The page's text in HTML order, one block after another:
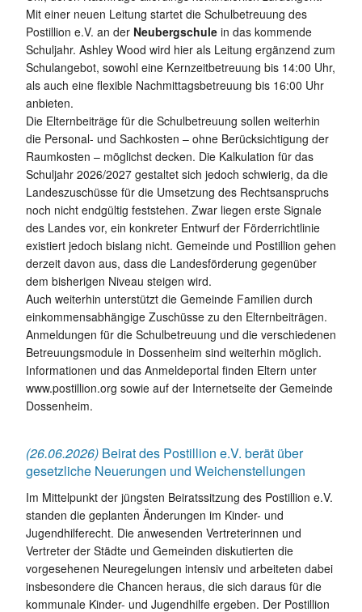
Mit einer neuen Leitung startet die Schulbetreuung des
Postillion e.V. an der Neubergschule in das kommende
Schuljahr. Ashley Wood wird hier als Leitung ergänzend zum
Schulangebot, sowohl eine Kernzeitbetreuung bis 14:00 Uhr,
als auch eine flexible Nachmittagsbetreuung bis 16:00 Uhr
anbieten.
Die Elternbeiträge für die Schulbetreuung sollen weiterhin
die Personal- und Sachkosten – ohne Berücksichtigung der
Raumkosten – möglichst decken. Die Kalkulation für das
Schuljahr 2026/2027 gestaltet sich jedoch schwierig, da die
Landeszuschüsse für die Umsetzung des Rechtsanspruchs
noch nicht endgültig feststehen. Zwar liegen erste Signale
des Landes vor, ein konkreter Entwurf der Förderrichtlinie
existiert jedoch bislang nicht. Gemeinde und Postillion gehen
derzeit davon aus, dass die Landesförderung gegenüber
dem bisherigen Niveau steigen wird.
Auch weiterhin unterstützt die Gemeinde Familien durch
einkommensabhängige Zuschüsse zu den Elternbeiträgen.
Anmeldungen für die Schulbetreuung und die verschiedenen
Betreuungsmodule in Dossenheim sind weiterhin möglich.
Informationen und das Anmeldeportal finden Eltern unter
www.postillion.org sowie auf der Internetseite der Gemeinde
Dossenheim.
(26.06.2026) Beirat des Postillion e.V. berät über
gesetzliche Neuerungen und Weichenstellungen
Im Mittelpunkt der jüngsten Beiratssitzung des Postillion e.V.
standen die geplanten Änderungen im Kinder- und
Jugendhilferecht. Die anwesenden Vertreterinnen und
Vertreter der Städte und Gemeinden diskutierten die
vorgesehenen Neuregelungen intensiv und arbeiteten dabei
insbesondere die Chancen heraus, die sich daraus für die
kommunale Kinder- und Jugendhilfe ergeben. Der Postillion